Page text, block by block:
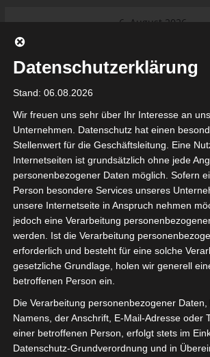
6. August 2026
beginnt am 22. und 23.
2026 (Update)
Meisterschaft an
Ligue 1 Pro: Spielplan
Spieltage der Saison
Ligue 2 Pro Tunesien
Saison beginnt am am
September 2026
Internationaler
lehnt Eilverfahren ab –
steuert auf die Ligue 2
Tunesien Ligafußball
Datenschutzerklärung
Stand: 06.08.2026
Wir freuen uns sehr über Ihr Interesse an
Unternehmen. Datenschutz hat einen
Stellenwert für die Geschäftsleitung. Eine
Internetseiten ist grundsätzlich ohne jede
personenbezogener Daten möglich. Sofern
Person besondere Services unseres
unsere Internetseite in Anspruch nehmen
jedoch eine Verarbeitung
werden. Ist die Verarbeitung
erforderlich und besteht für eine solche
gesetzliche Grundlage, holen wir generell
betroffenen Person ein.
Die Verarbeitung personenbezogener
Namens, der Anschrift, E-Mail-Adresse oder
einer betroffenen Person, erfolgt stets im
Datenschutz-Grundverordnung und in